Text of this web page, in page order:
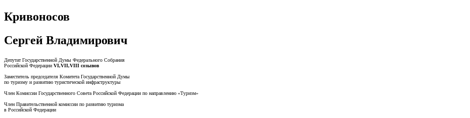
Кривоносов
Сергей Владимирович
Депутат Государственной Думы Федерального Собрания
Российской Федерации VI,VII,VIII созывов
Заместитель председателя Комитета Государственной Думы
по туризму и развитию туристической инфраструктуры
Член Комиссии Государственного Совета Российской Федерации по направлению «Туризм»
Член Правительственной комиссии по развитию туризма
в Российской Федерации